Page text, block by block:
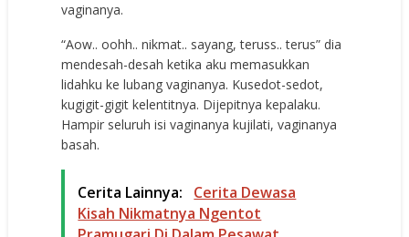
vaginanya.
“Aow.. oohh.. nikmat.. sayang, teruss.. terus” dia
mendesah-desah ketika aku memasukkan
lidahku ke lubang vaginanya. Kusedot-sedot,
kugigit-gigit kelentitnya. Dijepitnya kepalaku.
Hampir seluruh isi vaginanya kujilati, vaginanya
basah.
Cerita Lainnya:
Cerita Dewasa
Kisah Nikmatnya Ngentot